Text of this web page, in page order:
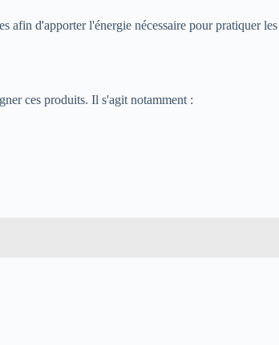
afin d'apporter l'énergie nécessaire pour pratiquer les
ces produits. Il s'agit notamment :